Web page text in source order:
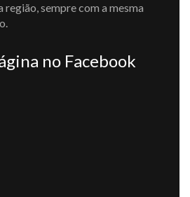
sempre com a mesma
no Facebook